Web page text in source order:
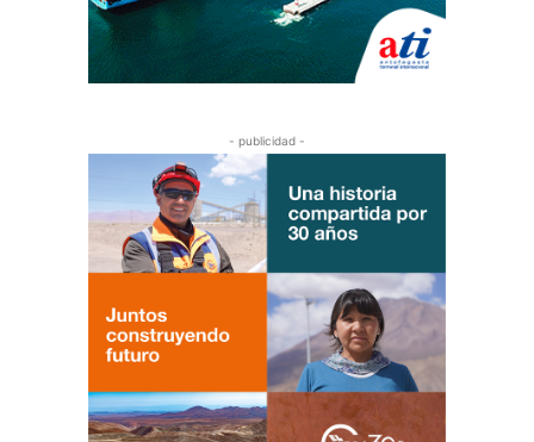
- publicidad -